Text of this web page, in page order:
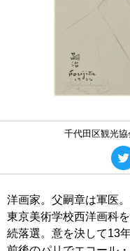
千代田区観光
洋画家。父嗣章は軍医
東京美術学校西洋画科
続落選。意を決して13